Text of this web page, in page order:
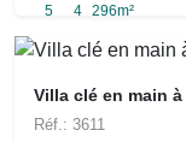
5 4 296m²
Villa clé en main
Réf.: 3611